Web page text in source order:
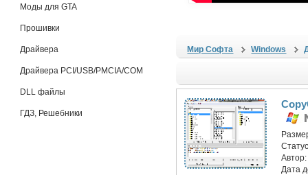
Моды для GTA
Прошивки
Драйвера
Драйвера PCI/USB/PMCIA/COM
DLL файлы
ГДЗ, Решебники
Мир Софта Windows
Дата